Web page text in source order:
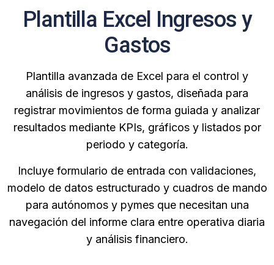
Plantilla Excel Ingresos y
Gastos
Plantilla avanzada de Excel para el control y
análisis de ingresos y gastos, diseñada para
registrar movimientos de forma guiada y analizar
resultados mediante KPIs, gráficos y listados por
periodo y categoría.
Incluye formulario de entrada con validaciones,
modelo de datos estructurado y cuadros de mando
para autónomos y pymes que necesitan una
navegación del informe clara entre operativa diaria
y análisis financiero.